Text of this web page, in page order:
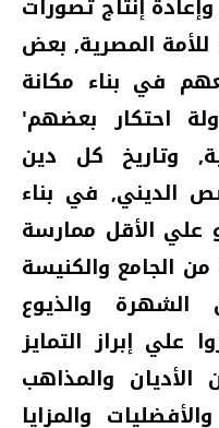
المصرية‏,‏ بعض
في بناء مكانة
احتكار بعضهم‏'‏
وتاريخ كل دين
الديني‏,‏ في بناء
علي الأقل ممارسة
من الجامع والكنيسة
والذيوع
علي إبراز التمايز
والمذاهب
والمزايا